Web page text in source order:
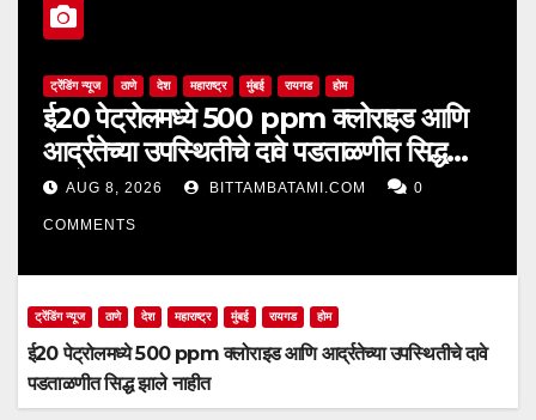
ट्रेंडिंग न्यूज ठाणे देश महाराष्ट्र मुंबई रायगड होम
ई20 पेट्रोलमध्ये 500 ppm क्लोराइड आणि
आर्द्रतेच्या उपस्थितीचे दावे पडताळणीत सिद्ध
झाले नाहीत
AUG 8, 2026 BITTAMBATAMI.COM 0
COMMENTS
ट्रेंडिंग न्यूज ठाणे देश महाराष्ट्र मुंबई रायगड होम
ई20 पेट्रोलमध्ये 500 ppm क्लोराइड आणि आर्द्रतेच्या उपस्थितीचे दावे
पडताळणीत सिद्ध झाले नाहीत